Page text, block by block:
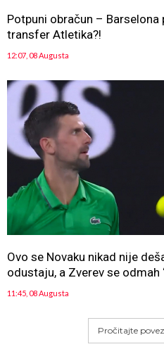
Potpuni obračun –
transfer Atletika?!
12:07, 08 Augusta
Ovo se Novaku nikad nije
odustaju, a Zverev se odmah
11:45, 08 Augusta
Pročitajte